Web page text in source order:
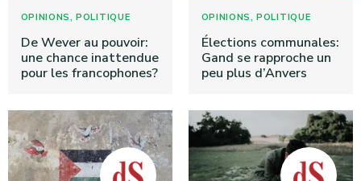
OPINIONS,POLITIQUE
De Wever au pouvoir:
une chance inattendue
pour les francophones?
OPINIONS,POLITIQUE
Élections communales:
Gand se rapproche un
peu plus d’Anvers